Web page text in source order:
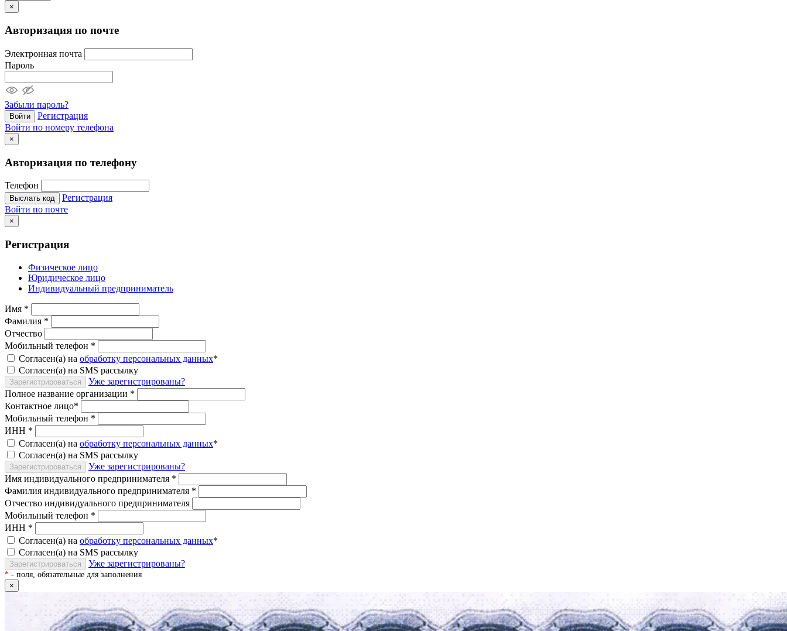
×
Авторизация по почте
Электронная почта
Пароль
Забыли пароль?
Войти
Регистрация
Войти по номеру телефона
×
Авторизация по телефону
Телефон
Выслать код
Регистрация
Войти по почте
×
Регистрация
Физическое лицо
Юридическое лицо
Индивидуальный предприниматель
Имя *
Фамилия *
Отчество
Мобильный телефон *
Согласен(а) на обработку персональных данных*
Согласен(а) на SMS рассылку
Зарегистрироваться
Уже зарегистрированы?
Полное название организации *
Контактное лицо*
Мобильный телефон *
ИНН *
Согласен(а) на обработку персональных данных*
Согласен(а) на SMS рассылку
Зарегистрироваться
Уже зарегистрированы?
Имя индивидуального предпринимателя *
Фамилия индивидуального предпринимателя *
Отчество индивидуального предпринимателя
Мобильный телефон *
ИНН *
Согласен(а) на обработку персональных данных*
Согласен(а) на SMS рассылку
Зарегистрироваться Уже зарегистрированы?
* - поля, обязательные для заполнения
×